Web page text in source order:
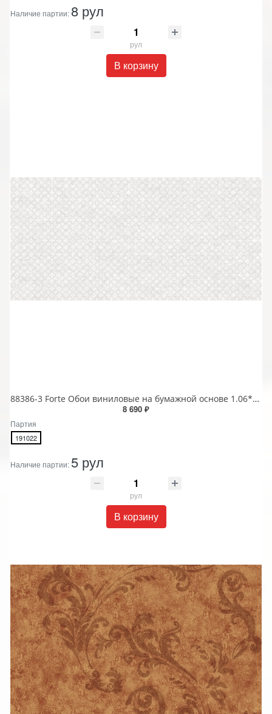
Наличие партии:8 рул
рул
В корзину
88386-3 Forte Обои виниловые на бумажной основе 1.06*15.6
8 690 ₽
Партия
191022
Наличие партии: 5 рул
рул
В корзину